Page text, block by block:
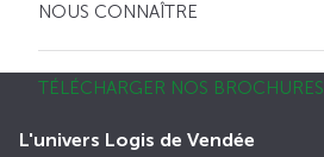
NOUS CONNAÎTRE
TÉLÉCHARGER NOS BROCHURES
L'univers Logis de Vendée